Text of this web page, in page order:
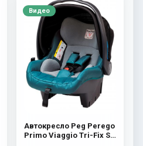
Видео
Автокресло Peg Perego
Primo Viaggio Tri-Fix SL